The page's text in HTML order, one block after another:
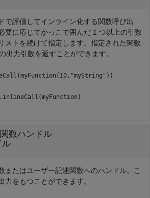
で評価してインライン化する関数呼び出
要に応じてかっこで囲んだ 1 つ以上の引数
ストを続けて指定します。指定された関数
出力引数を返すことができます。
関数ハンドル
ル
またはユーザー記述関数へのハンドル。こ
力をもつことができます。